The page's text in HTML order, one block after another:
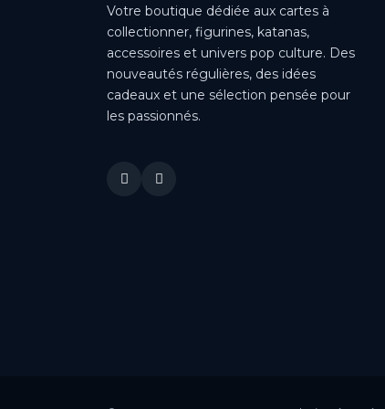
Votre boutique dédiée aux cartes à
collectionner, figurines, katanas,
accessoires et univers pop culture. Des
nouveautés régulières, des idées
cadeaux et une sélection pensée pour
les passionnés.